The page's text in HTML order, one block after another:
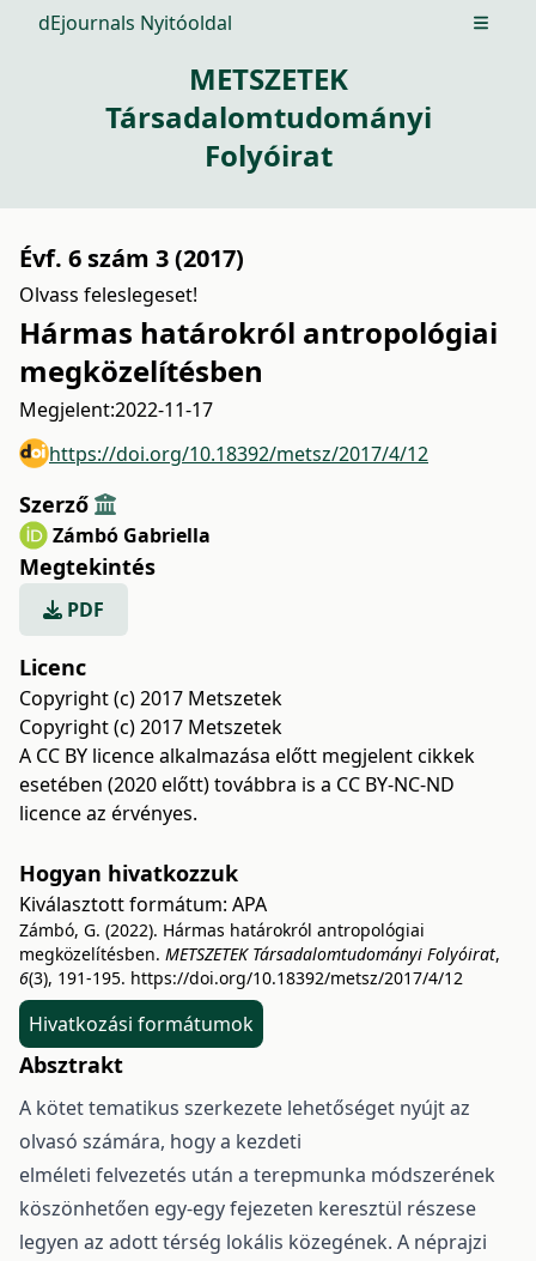
dEjournals Nyitóoldal Open
METSZETEK
Társadalomtudományi
Folyóirat
Évf. 6 szám 3 (2017)
Olvass feleslegeset!
Hármas határokról antropológiai
megközelítésben
Megjelent:2022-11-17
https://doi.org/10.18392/metsz/2017/4/12
Szerző
Zámbó Gabriella
Megtekintés
PDF
Licenc
Copyright (c) 2017 Metszetek
Copyright (c) 2017 Metszetek
A CC BY licence alkalmazása előtt megjelent cikkek
esetében (2020 előtt) továbbra is a CC BY-NC-ND
licence az érvényes.
Hogyan hivatkozzuk
Kiválasztott formátum: APA
Zámbó, G. (2022). Hármas határokról antropológiai
megközelítésben. METSZETEK Társadalomtudományi Folyóirat,
6(3), 191-195. https://doi.org/10.18392/metsz/2017/4/12
Hivatkozási formátumok
Absztrakt
A kötet tematikus szerkezete lehetőséget nyújt az
olvasó számára, hogy a kezdeti
elméleti felvezetés után a terepmunka módszerének
köszönhetően egy-egy fejezeten keresztül részese
legyen az adott térség lokális közegének. A néprajzi